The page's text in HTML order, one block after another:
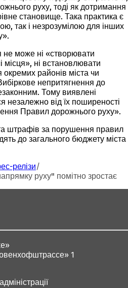
руху, тоді як дотримання
становище. Така практика є
так і незрозумілою для інших
не може ні «створювати
місця», ні встановлювати
районів міста чи
непритягнення до
Тому виявлені
незалежно від їх поширеності
Правил дорожнього руху».
штрафів за порушення правил
до загального бюджету міста
релізи
руху" помітно зростає
1